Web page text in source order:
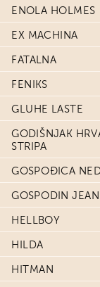
ENOLA HOLMES
EX MACHINA
FATALNA
FENIKS
GLUHE LASTE
GODIŠNJAK
STRIPA
GOSPOĐICA
GOSPODIN JEAN
HELLBOY
HILDA
HITMAN